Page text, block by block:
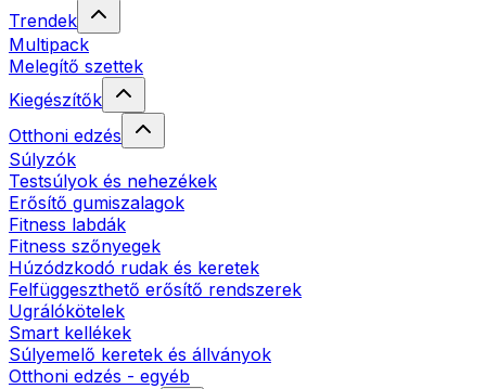
Trendek
Multipack
Melegítő szettek
Kiegészítők
Otthoni edzés
Súlyzók
Testsúlyok és nehezékek
Erősítő gumiszalagok
Fitness labdák
Fitness szőnyegek
Húzódzkodó rudak és keretek
Felfüggeszthető erősítő rendszerek
Ugrálókötelek
Smart kellékek
Súlyemelő keretek és állványok
Otthoni edzés - egyéb